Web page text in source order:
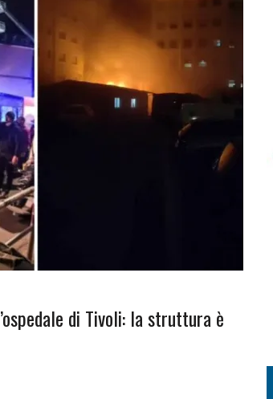
di Tivoli: la struttura è